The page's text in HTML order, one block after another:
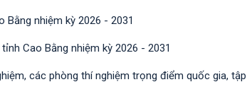
Bằng nhiệm kỳ 2026 - 2031
Cao Bằng nhiệm kỳ 2026 - 2031
các phòng thí nghiệm trọng điểm quốc gia, tập